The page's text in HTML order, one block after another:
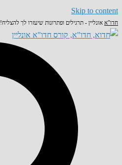
Skip to content
חדו"א אונליין - תרגילים ופתרונות שיעזרו לך להצליח!